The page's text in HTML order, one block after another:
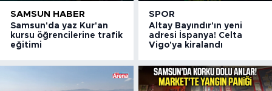
SAMSUN HABER
Samsun'da yaz Kur'an
kursu öğrencilerine trafik
eğitimi
SPOR
Altay Bayındır'ın yeni
adresi İspanya! Celta
Vigo'ya kiralandı